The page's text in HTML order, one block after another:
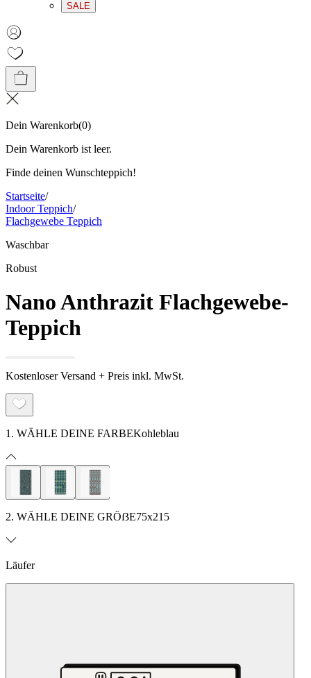
SALE
Dein Warenkorb(0)
Dein Warenkorb ist leer.
Finde deinen Wunschteppich!
Startseite/
Indoor Teppich/
Flachgewebe Teppich
Waschbar
Robust
Nano Anthrazit Flachgewebe-
Teppich
Kostenloser Versand + Preis inkl. MwSt.
1. WÄHLE DEINE FARBEKohleblau
2. WÄHLE DEINE GRÖẞE75x215
Läufer